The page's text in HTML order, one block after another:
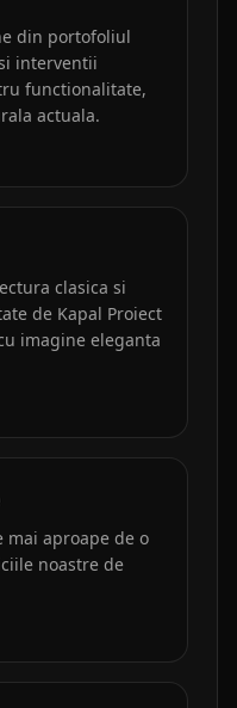
din portofoliul
interventii
functionalitate,
actuala.
clasica si
de Kapal Proiect
imagine eleganta
mai aproape de o
noastre de